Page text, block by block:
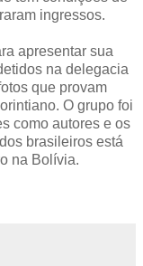
ingressos.
apresentar sua
na delegacia
que provam
O grupo foi
como autores e os
brasileiros está
na Bolívia.